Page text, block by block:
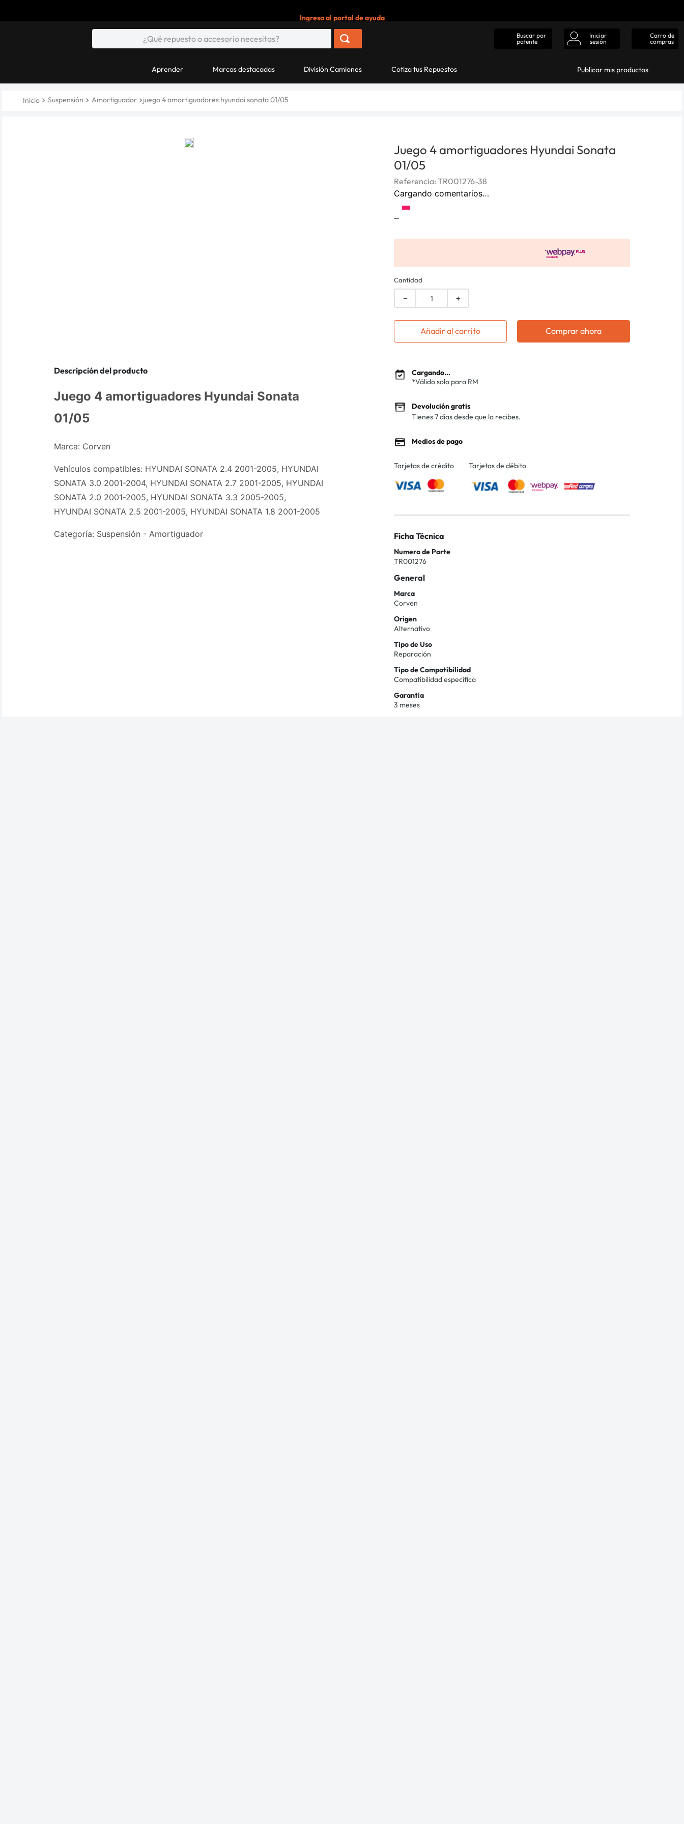
Ingresa al portal de ayuda
Buscar por
patente
Iniciar
sesión
Carro de
compras
Aprender Marcas destacadas División Camiones Cotiza tus Repuestos Publicar mis productos
Suspensión Amortiguador juego 4 amortiguadores hyundai sonata 01/05
Descripción del producto
Juego 4 amortiguadores Hyundai Sonata
01/05
Marca: Corven
Vehículos compatibles: HYUNDAI SONATA 2.4 2001-2005, HYUNDAI
SONATA 3.0 2001-2004, HYUNDAI SONATA 2.7 2001-2005, HYUNDAI
SONATA 2.0 2001-2005, HYUNDAI SONATA 3.3 2005-2005,
HYUNDAI SONATA 2.5 2001-2005, HYUNDAI SONATA 1.8 2001-2005
Categoría: Suspensión - Amortiguador
Juego 4 amortiguadores Hyundai Sonata
01/05
Referencia: TR001276-38
Cargando comentarios…
-
Cantidad
＋
－
Añadir al carrito Comprar ahora
Cargando...
*Válido solo para RM
Devolución gratis
Tienes 7 días desde que lo recibes.
Medios de pago
Tarjetas de crédito Tarjetas de débito
Ficha Técnica
Numero de Parte
TR001276
General
Marca
Corven
Origen
Alternativo
Tipo de Uso
Reparación
Tipo de Compatibilidad
Compatibilidad específica
Garantía
3 meses